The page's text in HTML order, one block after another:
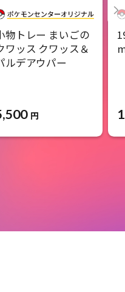
物トレー まいごの
ワッス クワッス＆
ルデアウパー
円